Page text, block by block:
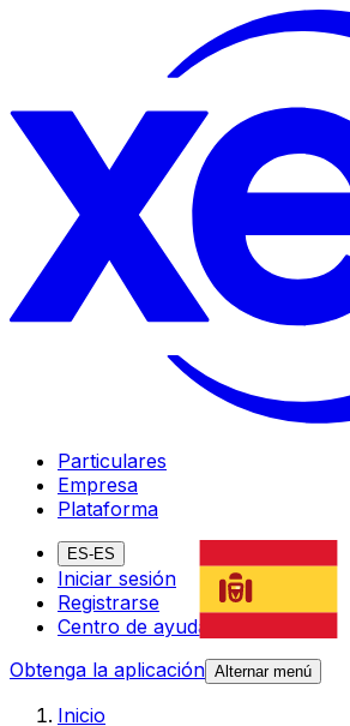
Particulares
Empresa
Plataforma
ES-ES
Iniciar sesión
Registrarse
Centro de ayuda
Obtenga la aplicación Alternar menú
Inicio